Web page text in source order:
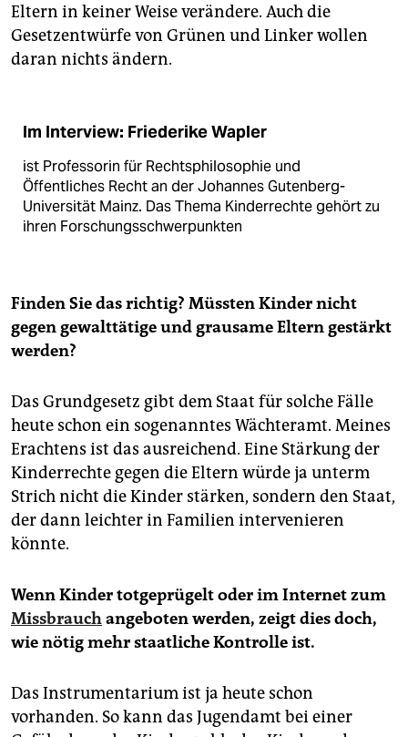
Eltern in keiner Weise verändere. Auch die
Gesetzentwürfe von Grünen und Linker wollen
daran nichts ändern.
Im Interview: Friederike Wapler
ist Professorin für Rechtsphilosophie und
Öffentliches Recht an der Johannes Gutenberg-
Universität Mainz. Das Thema Kinderrechte gehört zu
ihren Forschungsschwerpunkten
Finden Sie das richtig? Müssten Kinder nicht
gegen gewalttätige und grausame Eltern gestärkt
werden?
Das Grundgesetz gibt dem Staat für solche Fälle
heute schon ein sogenanntes Wächter­amt. Meines
Erachtens ist das ausreichend. Eine Stärkung der
Kinderrechte gegen die Eltern würde ja unterm
Strich nicht die Kinder stärken, sondern den Staat,
der dann leichter in Familien intervenieren
könnte.
Wenn Kinder totgeprügelt oder im Internet zum
Missbrauchangeboten werden, zeigt dies doch,
wie nötig mehr staatliche Kontrolle ist.
Das Instrumentarium ist ja heute schon
vorhanden. So kann das Jugendamt bei einer